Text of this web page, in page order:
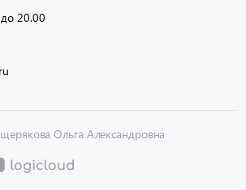
20.00
Ольга Александровна